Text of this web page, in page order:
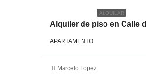
ALQUILAR
APARTAMENTO
Marcelo Lopez